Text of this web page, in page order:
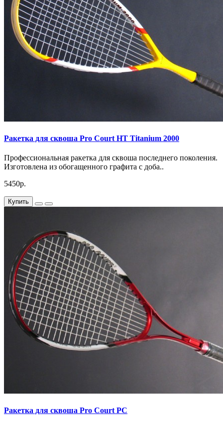
Ракетка для сквоша Pro Court HT Titanium 2000
Профессиональная ракетка для сквоша последнего поколения.
Изготовлена из обогащенного графита с доба..
5450р.
Купить
Ракетка для сквоша Pro Court PC